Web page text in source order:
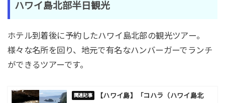
ハワイ島北部半日観光
ホテル到着後に予約したハワイ島北部の観光ツアー。
様々な名所を回り、地元で有名なハンバーガーでランチ
ができるツアーです。
【ハワイ島】「コハラ（ハワイ島北